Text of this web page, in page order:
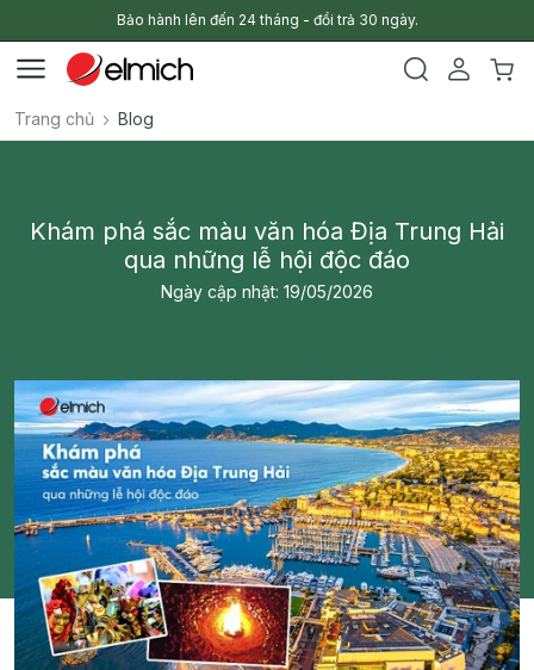
Bảo hành lên đến 24 tháng - đổi trả 30 ngày.
Trang chủ Blog
Khám phá sắc màu văn hóa Địa Trung Hải
qua những lễ hội độc đáo
Ngày cập nhật: 19/05/2026